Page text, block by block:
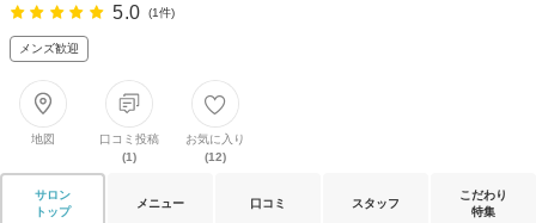
5.0 (1件)
メンズ歓迎
地図
口コミ投稿
(1)
お気に入り
(12)
サロン
トップ
メニュー 口コミ スタッフ
こだわり
特集